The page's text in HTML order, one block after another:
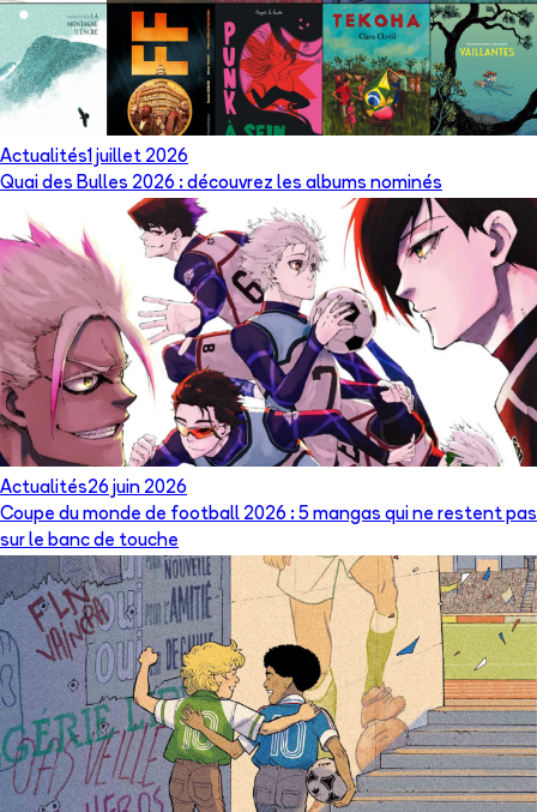
Actualités1 juillet 2026
Quai des Bulles 2026 : découvrez les albums nominés
Actualités26 juin 2026
Coupe du monde de football 2026 : 5 mangas qui ne restent pas
sur le banc de touche